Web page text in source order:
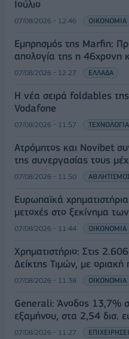
Ιούλιο
07/08/2026 - 12:46 ΟΙΚΟΝΟΜΙΑ
Εμπρησμός της Marfin:
απολογία της η 46χρονη
07/08/2026 - 12:27 ΕΛΛΑΔΑ
Η νέα σειρά foldables
Vodafone
07/08/2026 - 11:57 ΤΕΧΝΟΛΟΓΙΑ
Ατρόμητος και Novibet
της συνεργασίας τους
07/08/2026 - 11:50
Ευρωπαϊκά
μετοχές στο ξεκίνημα
07/08/2026 - 11:44 ΟΙΚΟΝΟΜΙΑ
Χρηματιστήριο: Στις
Δείκτης Τιμών, με
07/08/2026 - 11:38 ΟΙΚΟΝΟΜΙΑ
Generali: Άνοδος 13,7%
εξαμήνου, στα 2,54 δισ.
07/08/2026 - 11:27